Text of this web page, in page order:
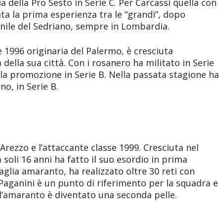
della Pro Sesto in Serie C. Per Carcassi quella con
la prima esperienza tra le “grandi”, dopo
del Sedriano, sempre in Lombardia.
1996 originaria del Palermo, è cresciuta
sua città. Con i rosanero ha militato in Serie
promozione in Serie B. Nella passata stagione ha
in Serie B.
e l’attaccante classe 1999. Cresciuta nel
16 anni ha fatto il suo esordio in prima
amaranto, ha realizzato oltre 30 reti con
è un punto di riferimento per la squadra e
è diventato una seconda pelle.